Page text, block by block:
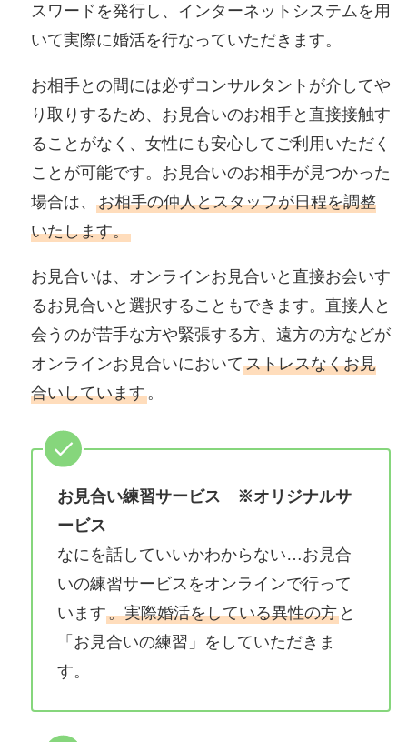
スワードを発行し、インターネットシステムを用
いて実際に婚活を行なっていただきます。
お相手との間には必ずコンサルタントが介してや
り取りするため、お見合いのお相手と直接接触す
ることがなく、女性にも安心してご利用いただく
ことが可能です。お見合いのお相手が見つかった
場合は、 お相手の仲人とスタッフが日程を調整
いたします。
お見合いは、オンラインお見合いと直接お会いす
るお見合いと選択することもできます。直接人と
会うのが苦手な方や緊張する方、遠方の方などが
オンラインお見合いにおいてストレスなくお見
合いしています。
お見合い練習サービス
※オリジナルサ
ービス
なにを話していいかわからない…お見合
いの練習サービスをオンラインで行って
います。実際婚活をしている異性の方と
「お見合いの練習」をしていただきま
す。